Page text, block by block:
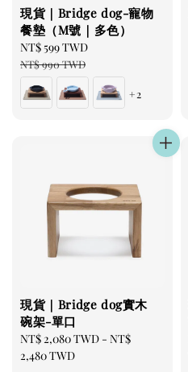
現貨｜Bridge dog-寵物
餐墊（M號｜多色）
Sale
price
NT$ 599 TWD
NT$ 990 TWD
+2
現貨｜Bridge dog實木
碗架-單口
Regular
price
NT$ 2,080 TWD - NT$
2,480 TWD